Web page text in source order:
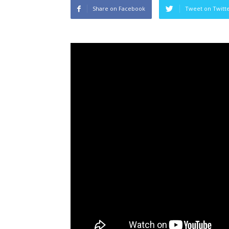
Share on Facebook Tweet on